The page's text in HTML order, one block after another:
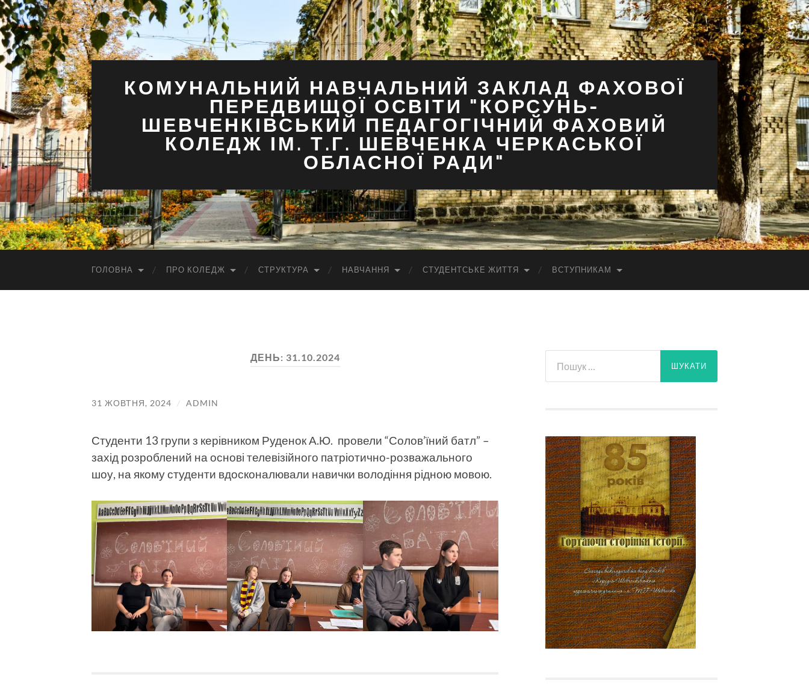
КОМУНАЛЬНИЙ НАВЧАЛЬНИЙ ЗАКЛАД ФАХОВОЇ
ПЕРЕДВИЩОЇ ОСВІТИ "КОРСУНЬ-
ШЕВЧЕНКІВСЬКИЙ ПЕДАГОГІЧНИЙ ФАХОВИЙ
КОЛЕДЖ ІМ. Т.Г. ШЕВЧЕНКА ЧЕРКАСЬКОЇ
ОБЛАСНОЇ РАДИ"
ГОЛОВНА ПРО КОЛЕДЖ СТРУКТУРА НАВЧАННЯ СТУДЕНТСЬКЕ ЖИТТЯ ВСТУПНИКАМ
ДЕНЬ: 31.10.2024
31 ЖОВТНЯ, 2024 / ADMIN
Студенти 13 групи з керівником Руденок А.Ю. провели “Солов’їний батл” –
захід розроблений на основі телевізійного патріотично-розважального
шоу, на якому студенти вдосконалювали навички володіння рідною мовою.